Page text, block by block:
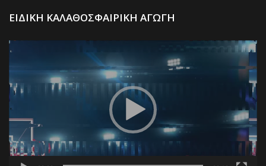
ΕΙΔΙΚΗ ΚΑΛΑΘΟΣΦΑΙΡΙΚΗ ΑΓΩΓΗ